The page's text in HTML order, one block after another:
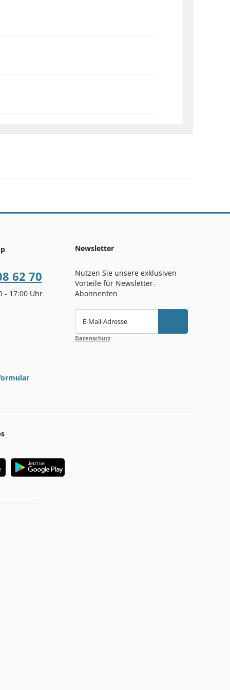
62 70
- 17:00 Uhr
Newsletter
Nutzen Sie unsere exklusiven
Vorteile für Newsletter-
Abonnenten
E-Mail-Adresse
Datenschutz